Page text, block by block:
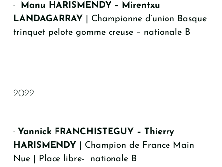
·
Manu HARISMENDY – Mirentxu
LANDAGARRAY | Championne d’union Basque
trinquet pelote gomme creuse – nationale B
2022
·Yannick FRANCHISTEGUY – Thierry
HARISMENDY
| Champion de France Main
Nue | Place libre- nationale B